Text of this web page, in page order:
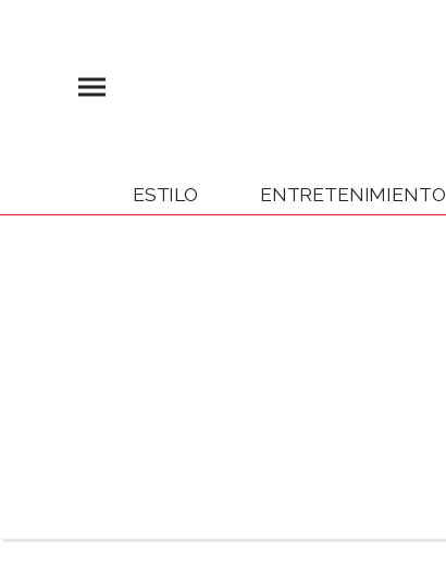
ESTILO ENTRETENIMIENTO